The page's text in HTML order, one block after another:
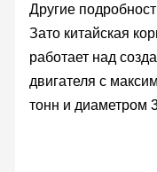
Другие
Зато китайская
работает над
двигателя с
тонн и диаметром